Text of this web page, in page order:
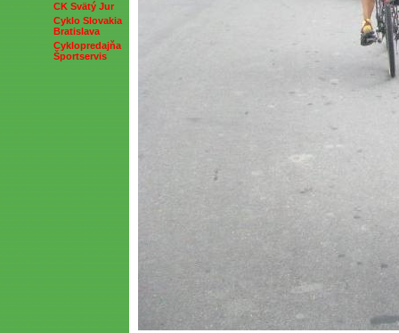
CK Svätý Jur
Cyklo Slovakia
Bratislava
Cyklopredajňa
Športservis